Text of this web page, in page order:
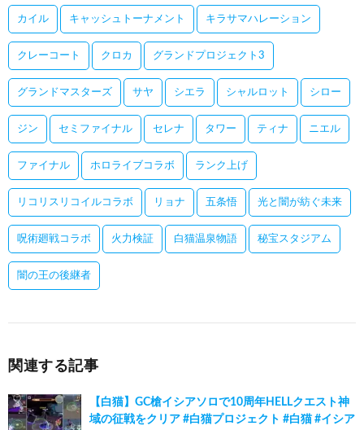
カイル キャッシュトーナメント キラサマハレーション
クレーコート クロカ グランドプロジェクト3
グランドマスターズ サヤ シエラ シャルロット シロー
ジン セミファイナル セレナ タワー ティナ ニエル
ファイナル ホロライブコラボ ランク上げ
リコリスリコイルコラボ リョナ 五条悟 光と闇が紡ぐ未来
呪術廻戦コラボ 火力検証 白猫温泉物語 秘宝スタジアム
闇の王の後継者
関連する記事
【白猫】GC槍イシアソロで10周年HELLクエスト神
域の征戦をクリア #白猫プロジェクト #白猫 #イシア